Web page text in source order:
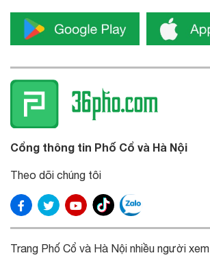
Cổng thông tin Phố Cổ và Hà Nội
Theo dõi chúng tôi
Trang Phố Cổ và Hà Nội nhiều người xem